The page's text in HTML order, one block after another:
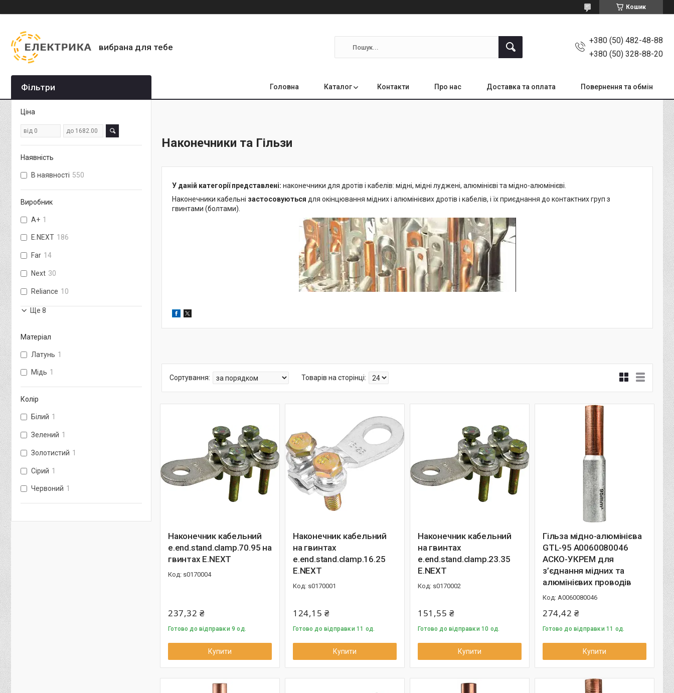
Кошик
вибрана для тебе
+380 (50) 482-48-88
+380 (50) 328-88-20
Головна Каталог Контакти Про нас Доставка та оплата Повернення та обмін
Наконечники та Гільзи
У даній категорії представлені: наконечники для дротів і кабелів: мідні, мідні луджені, алюмінієві та мідно-алюмінієві.
Наконечники кабельні застосовуються для окінцювання мідних і алюмінієвих дротів і кабелів, і їх приєднання до контактних груп з
гвинтами (болтами).
Наконечник кабельний
e.end.stand.clamp.70.95 на
гвинтах E.NEXT
s0170004
237,32 ₴
Готово до відправки 9 од.
Купити
Наконечник кабельний
на гвинтах
e.end.stand.clamp.16.25
E.NEXT
s0170001
124,15 ₴
Готово до відправки 11 од.
Купити
Наконечник кабельний
на гвинтах
e.end.stand.clamp.23.35
E.NEXT
s0170002
151,55 ₴
Готово до відправки 10 од.
Купити
Гільза мідно-алюмінієва
GTL-95 A0060080046
АСКО-УКРЕМ для
з’єднання мідних та
алюмінієвих проводів
A0060080046
274,42 ₴
Готово до відправки 11 од.
Купити
Фільтри
Ціна
Наявність
В наявності 550
Виробник
A+ 1
E.NEXT 186
Far 14
Next 30
Reliance 10
Ще 8
Матеріал
Латунь 1
Мідь 1
Колір
Білий 1
Зелений 1
Золотистий 1
Сірий 1
Червоний 1